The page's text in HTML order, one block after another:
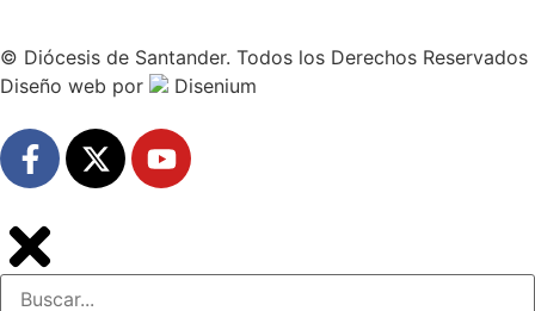
© Diócesis de Santander. Todos los Derechos Reservados
Diseño web por Disenium